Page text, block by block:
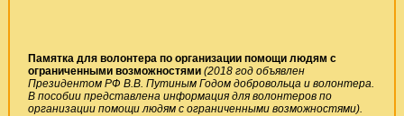
Памятка для волонтера по организации помощи людям с
ограниченными возможностями (2018 год объявлен
Президентом РФ В.В. Путиным Годом добровольца и волонтера.
В пособии представлена информация для волонтеров по
организации помощи людям с ограниченными возможностями).